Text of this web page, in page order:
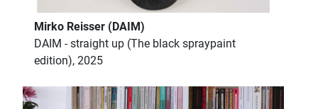
Mirko Reisser (DAIM)
DAIM - straight up (The black spraypaint
edition), 2025